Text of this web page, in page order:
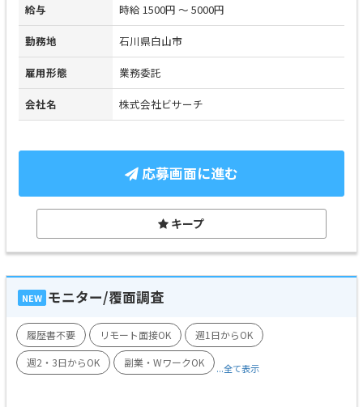
給与 時給 1500円 ～ 5000円
勤務地 石川県白山市
雇用形態 業務委託
会社名 株式会社ビサーチ
応募画面に進む
キープ
NEW モニター/覆面調査
履歴書不要 リモート面接OK
週1日からOK
週2・3日からOK
副業・WワークOK ...全て表示